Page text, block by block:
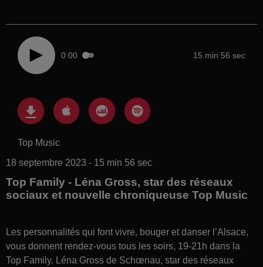
0:00 15 min 56 sec
Top Music
18 septembre 2023 - 15 min 56 sec
Top Family - Léna Gross, star des réseaux
sociaux et nouvelle chroniqueuse Top Music
Les personnalités qui font vivre, bouger et danser l’Alsace,
vous donnent rendez-vous tous les soirs, 19-21h dans la
Top Family. Léna Gross de Schœnau, star des réseaux